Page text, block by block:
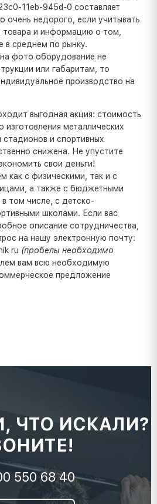
11eb-945d-0 составляет
очень недорого, если учитывать
товара и информацию о том,
в среднем по рынку.
фото оборудование не
или габаритам, то
производство на
выгодная акция: стоимость
изготовления металлических
стадионов и спортивных
снижена. Не упустите
свои деньги!
как с физическими, так и с
а также с бюджетными
в том числе, с детско-
школами. Если вас
описание сотрудничества,
на нашу электронную почту:
ru (пробелы необходимо
вам всю необходимую
предложение
ЧТО ИСКАЛИ?
550 68 40